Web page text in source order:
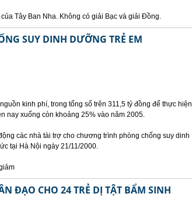
Tây Ban Nha. Không có giải Bạc và giải Đồng.
SUY DINH DƯỠNG TRẺ EM
kinh phí, trong tổng số trên 311,5 tỷ đồng để thực hiện
nay xuống còn khoảng 25% vào năm 2005.
các nhà tài trợ cho chương trình phòng chống suy dinh
tại Hà Nội ngày 21/11/2000.
ĐẠO CHO 24 TRẺ DỊ TẬT BẨM SINH